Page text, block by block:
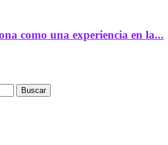
como una experiencia en la...
Buscar